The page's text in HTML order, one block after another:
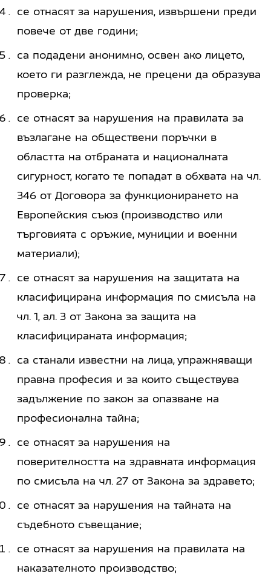
се отнасят за нарушения, извършени преди
повече от две години;
са подадени анонимно, освен ако лицето,
което ги разглежда, не прецени да образува
проверка;
се отнасят за нарушения на правилата за
възлагане на обществени поръчки в
областта на отбраната и националната
сигурност, когато те попадат в обхвата на чл.
346 от Договора за функционирането на
Европейския съюз (производство или
търговията с оръжие, муниции и военни
материали);
се отнасят за нарушения на защитата на
класифицирана информация по смисъла на
чл. 1, ал. 3 от Закона за защита на
класифицираната информация;
са станали известни на лица, упражняващи
правна професия и за които съществува
задължение по закон за опазване на
професионална тайна;
се отнасят за нарушения на
поверителността на здравната информация
по смисъла на чл. 27 от Закона за здравето;
се отнасят за нарушения на тайната на
съдебното съвещание;
се отнасят за нарушения на правилата на
наказателното производство;